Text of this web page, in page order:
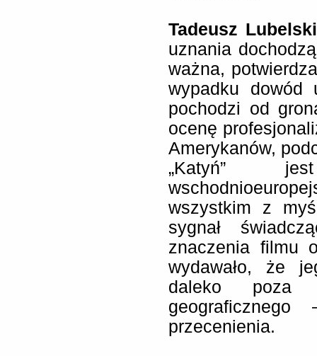
Tadeusz Lubelski
uznania
ważna,
wypadku dowód
pochodzi od
ocenę
Amerykanów,
„Katyń”
wszystkim z
sygnał
znaczenia filmu
wydawało, że
daleko poza
przecenienia.